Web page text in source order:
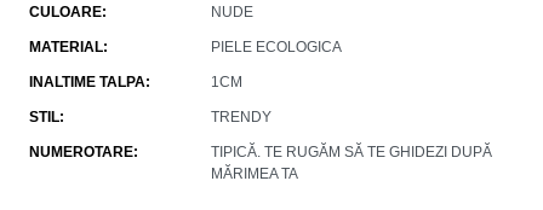
CULOARE NUDE
MATERIAL PIELE ECOLOGICA
INALTIME TALPA 1CM
STIL TRENDY
NUMEROTARE
TIPICĂ. TE RUGĂM SĂ TE GHIDEZI DUPĂ
MĂRIMEA TA